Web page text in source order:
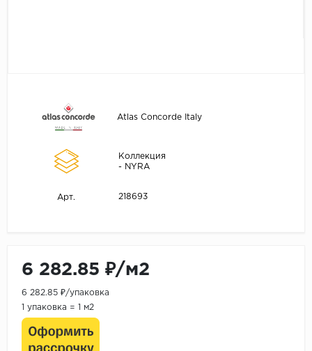
Atlas Concorde Italy
Коллекция
- NYRA
Арт. 218693
6 282.85 ₽/м2
6 282.85 ₽/упаковка
1 упаковка = 1 м2